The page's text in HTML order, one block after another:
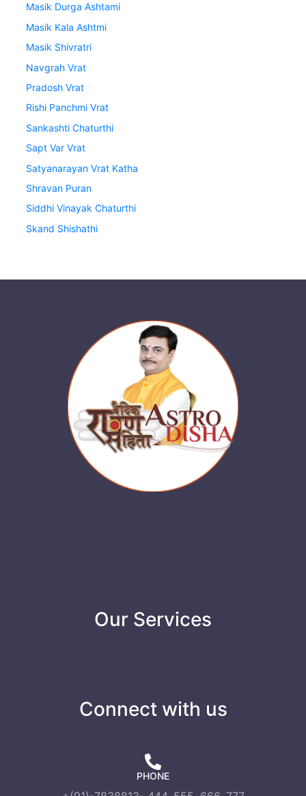
Masik Durga Ashtami
Masik Kala Ashtmi
Masik Shivratri
Navgrah Vrat
Pradosh Vrat
Rishi Panchmi Vrat
Sankashti Chaturthi
Sapt Var Vrat
Satyanarayan Vrat Katha
Shravan Puran
Siddhi Vinayak Chaturthi
Skand Shishathi
Our Services
Connect with us
PHONE